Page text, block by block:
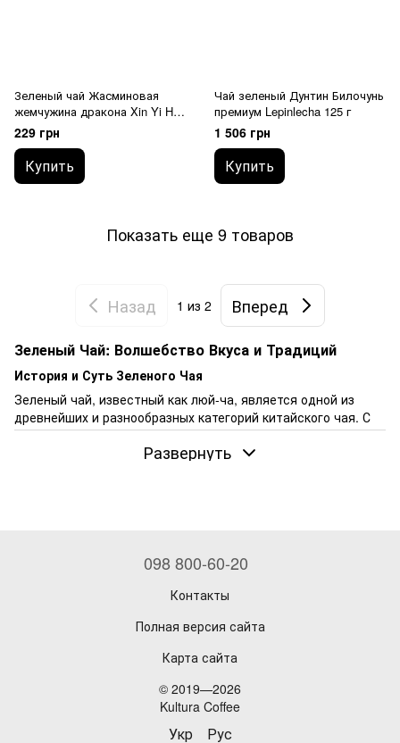
Зеленый чай Жасминовая
жемчужина дракона Xin Yi Hao
25 г (на вес)
229 грн
Купить
Чай зеленый Дунтин Билочунь
премиум Lepinlecha 125 г
1 506 грн
Купить
Показать еще 9 товаров
Назад 1 из 2 Вперед
Зеленый Чай: Волшебство Вкуса и Традиций
История и Суть Зеленого Чая
Зеленый чай, известный как люй-ча, является одной из
древнейших и разнообразных категорий китайского чая. С
династии Мин, этот чай переносит вас в мир, где каждый
лист сохраняет "дыхание жизни", преобразуясь из
Зеленый чай – это не только удовольствие для вкусовых
рецепторов, но и настоящий эликсир здоровья. Он
тонизирует, способствует ясному мышлению и
нами чай производится вручную в исторических местах и
Разнообразие и Культура Зеленого Чая
Зеленый чай выращивается во многих провинциях Китая, и
Развернуть
098 800-60-20
Контакты
Полная версия сайта
Карта сайта
© 2019—2026
Kultura Coffee
Укр Рус